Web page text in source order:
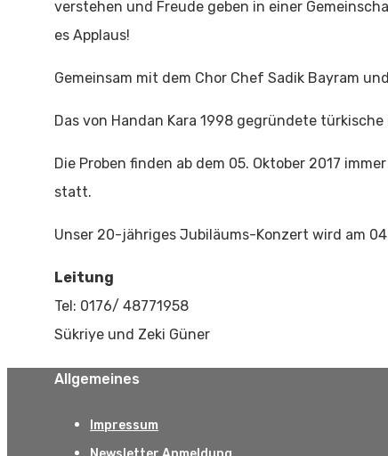
verstehen und Freude geben in einer
es Applaus!
Gemeinsam mit dem Chor Chef Sadik Bayram
Das von Handan Kara 1998 gegründete
Die Proben finden ab dem 05. Oktober 2017
statt.
Unser 20-jähriges Jubiläums-Konzert wird am
Leitung
Tel: 0176/ 48771958
Sükriye und Zeki Güner
Allgemeines
Impressum